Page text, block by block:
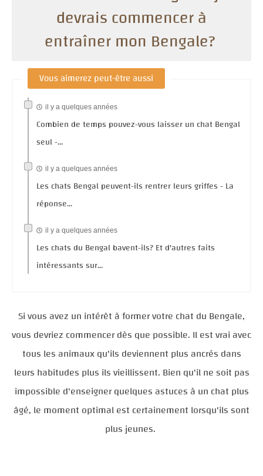
devrais commencer à
entraîner mon Bengale?
Vous aimerez peut-être aussi
il y a quelques années
Combien de temps pouvez-vous laisser un chat Bengal
seul -...
il y a quelques années
Les chats Bengal peuvent-ils rentrer leurs griffes - La
réponse...
il y a quelques années
Les chats du Bengal bavent-ils? Et d'autres faits
intéressants sur...
Si vous avez un intérêt à former votre chat du Bengale,
vous devriez commencer dès que possible. Il est vrai avec
tous les animaux qu'ils deviennent plus ancrés dans
leurs habitudes plus ils vieillissent. Bien qu'il ne soit pas
impossible d'enseigner quelques astuces à un chat plus
âgé, le moment optimal est certainement lorsqu'ils sont
plus jeunes.